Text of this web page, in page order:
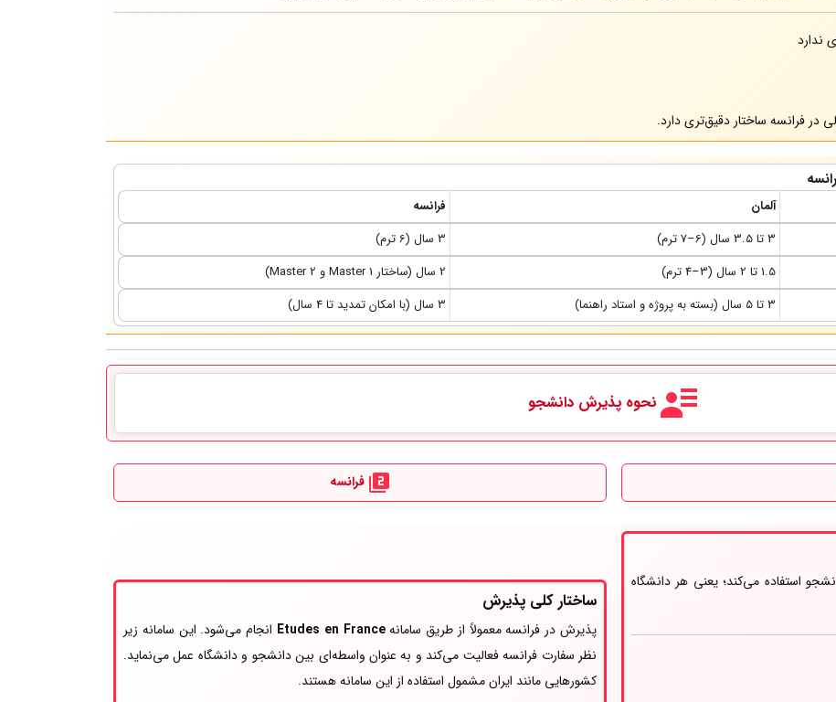
ندارد
در فرانسه ساختار دقیق‌تری دارد.
آلمان
فرانسه
3 تا 3.5 سال (6–7 ترم)
3 سال (6 ترم)
1.5 تا 2 سال (3–4 ترم)
2 سال (ساختار Master 1 و Master 2)
3 تا 5 سال (بسته به پروژه و استاد راهنما) 3 سال (با امکان تمدید تا 4 سال)
نحوه پذیرش دانشجو
فرانسه
استفاده می‌کند؛ یعنی هر دانشگاه
ساختار کلی پذیرش
پذیرش در فرانسه معمولاً از طریق سامانهÉtudes en France انجام می‌شود. این سامانه زیر
نظر سفارت فرانسه فعالیت می‌کند و به عنوان واسطه‌ای بین دانشجو و دانشگاه عمل می‌نماید.
کشورهایی مانند ایران مشمول استفاده از این سامانه هستند.